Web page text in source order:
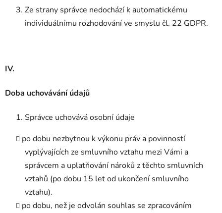
Ze strany správce nedochází k automatickému
individuálnímu rozhodování ve smyslu čl. 22 GDPR.
IV.
Doba uchovávání údajů
Správce uchovává osobní údaje
po dobu nezbytnou k výkonu práv a povinností
vyplývajících ze smluvního vztahu mezi Vámi a
správcem a uplatňování nároků z těchto smluvních
vztahů (po dobu 15 let od ukončení smluvního
vztahu).
po dobu, než je odvolán souhlas se zpracováním